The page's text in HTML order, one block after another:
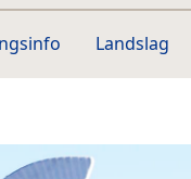
Landslag